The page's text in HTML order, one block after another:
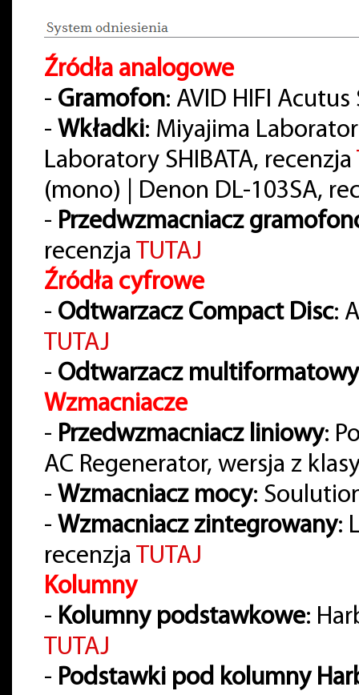
Źródła analogowe
- Gramofon: AVID HIFI
- Wkładki: Miyajima
Laboratory SHIBATA, recenzja
(mono) | Denon DL-103SA,
- Przedwzmacniacz
recenzja TUTAJ
Źródła cyfrowe
- Odtwarzacz Compact Disc:
TUTAJ
- Odtwarzacz multiformatowy
Wzmacniacze
- Przedwzmacniacz liniowy:
AC Regenerator, wersja z
- Wzmacniacz mocy:
- Wzmacniacz zintegrowany:
recenzja TUTAJ
Kolumny
- Kolumny podstawkowe:
TUTAJ
- Podstawki pod kolumny